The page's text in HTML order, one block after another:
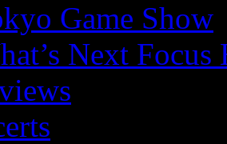
Game Show
Next